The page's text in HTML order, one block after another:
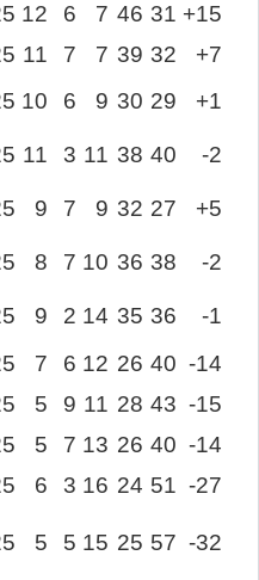
12 6 7 46 31 +15
11 7 7 39 32
+7
10 6 9 30 29 +1
11 3 11 38 40 -2
9 7 9 32 27 +5
8 7 10 36 38 -2
9 2 14 35 36
-1
7 6 12 26 40 -14
5 9 11 28 43 -15
5 7 13 26 40 -14
6 3 16 24 51 -27
5 5 15 25 57 -32